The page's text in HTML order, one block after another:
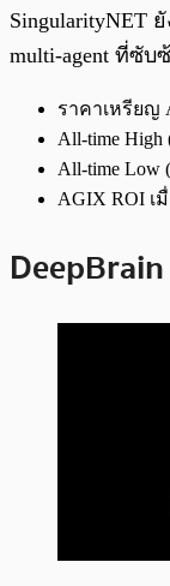
SingularityNET
multi-agent ที่ซั
ราคาเหรียญ
All-time
All-time Low
AGIX ROI เ